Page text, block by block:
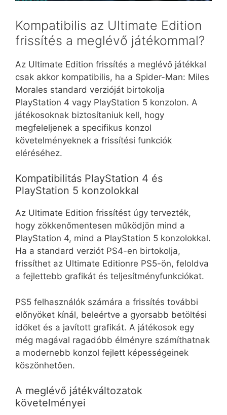
Kompatibilis az Ultimate Edition
frissítés a meglévő játékommal?
Az Ultimate Edition frissítés a meglévő játékkal
csak akkor kompatibilis, ha a Spider-Man: Miles
Morales standard verzióját birtokolja
PlayStation 4 vagy PlayStation 5 konzolon. A
játékosoknak biztosítaniuk kell, hogy
megfeleljenek a specifikus konzol
követelményeknek a frissítési funkciók
eléréséhez.
Kompatibilitás PlayStation 4 és
PlayStation 5 konzolokkal
Az Ultimate Edition frissítést úgy tervezték,
hogy zökkenőmentesen működjön mind a
PlayStation 4, mind a PlayStation 5 konzolokkal.
Ha a standard verziót PS4-en birtokolja,
frissíthet az Ultimate Editionre PS5-ön, feloldva
a fejlettebb grafikát és teljesítményfunkciókat.
PS5 felhasználók számára a frissítés további
előnyöket kínál, beleértve a gyorsabb betöltési
időket és a javított grafikát. A játékosok egy
még magával ragadóbb élményre számíthatnak
a modernebb konzol fejlett képességeinek
köszönhetően.
A meglévő játékváltozatok
követelményei